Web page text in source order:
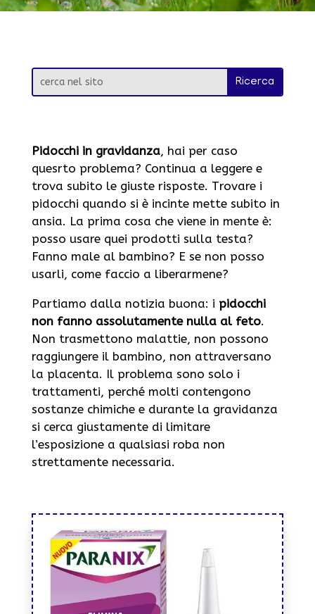
Pidocchi in gravidanza, hai per caso
quesrto problema? Continua a leggere e
trova subito le giuste risposte. Trovare i
pidocchi quando si è incinte mette subito in
ansia. La prima cosa che viene in mente è:
posso usare quei prodotti sulla testa?
Fanno male al bambino? E se non posso
usarli, come faccio a liberarmene?
Partiamo dalla notizia buona: i pidocchi
non fanno assolutamente nulla al feto.
Non trasmettono malattie, non possono
raggiungere il bambino, non attraversano
la placenta. Il problema sono solo i
trattamenti, perché molti contengono
sostanze chimiche e durante la gravidanza
si cerca giustamente di limitare
l’esposizione a qualsiasi roba non
strettamente necessaria.